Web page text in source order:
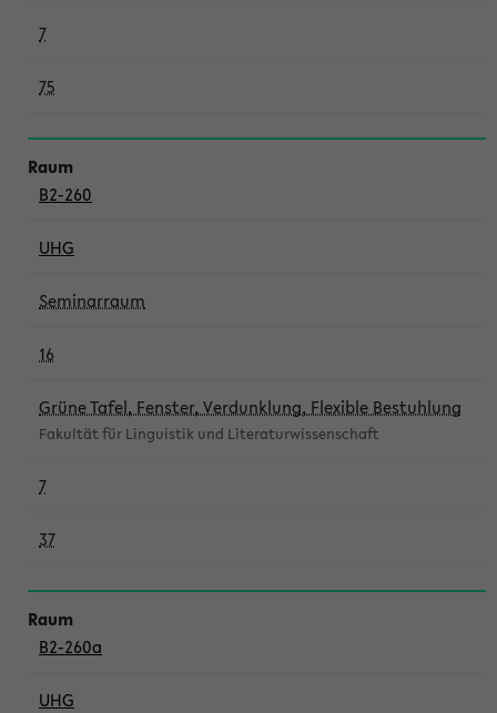
7
75
B2-260
UHG
Seminarraum
16
Grüne Tafel, Fenster, Verdunklung, Flexible Bestuhlung
Fakultät für Linguistik und Literaturwissenschaft
7
37
B2-260a
UHG